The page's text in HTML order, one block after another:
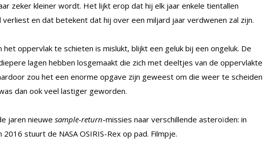
zeker kleiner wordt. Het lijkt erop dat hij elk jaar enkele tientallen
en dat betekent dat hij over een miljard jaar verdwenen zal zijn.
oppervlak te schieten is mislukt, blijkt een geluk bij een ongeluk. De
lagen hebben losgemaakt die zich met deeltjes van de oppervlakte
zou het een enorme opgave zijn geweest om die weer te scheiden
dan ook veel lastiger geworden.
jaren nieuwe sample-return-missies naar verschillende asteroïden: in
2016 stuurt de NASA OSIRIS-Rex op pad. Filmpje.